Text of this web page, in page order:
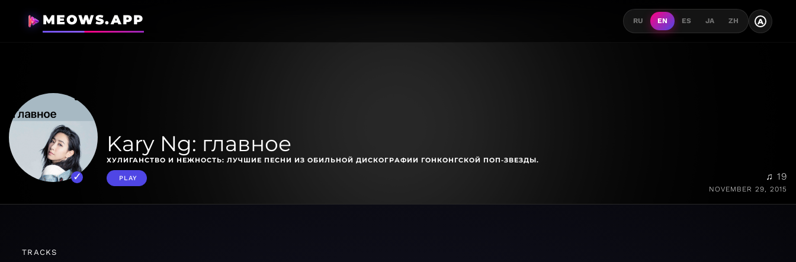
MEOWS.APP RU EN ES JA ZH A
Kary Ng: главное
ХУЛИГАНСТВО И НЕЖНОСТЬ: ЛУЧШИЕ ПЕСНИ ИЗ ОБИЛЬНОЙ ДИСКОГРАФИИ ГОНКОНГСКОЙ ПОП-ЗВЕЗДЫ.
PLAY ♫ 19
NOVEMBER 29, 2015
TRACKS